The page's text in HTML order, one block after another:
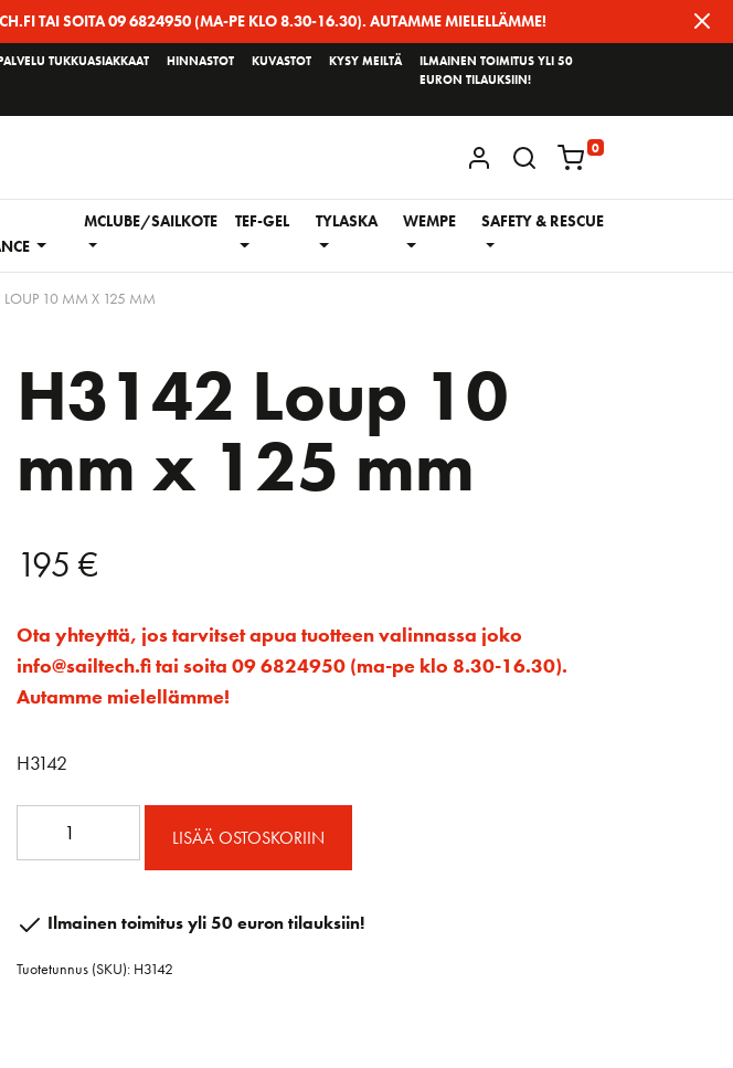
TAI SOITA 09 6824950 (MA-PE KLO 8.30-16.30). AUTAMME MIELELLÄMME!
TUKKUASIAKKAAT HINNASTOT KUVASTOT KYSY MEILTÄ
ILMAINEN TOIMITUS YLI 50
EURON TILAUKSIIN!
KIRJAUDU / REKISTERÖIDY
0
MCLUBE/SAILKOTE TEF-GEL TYLASKA WEMPE SAFETY & RESCUE
10 MM X 125 MM
H3142 Loup 10
mm x 125 mm
195 €
Ota yhteyttä, jos tarvitset apua tuotteen valinnassa joko
info@sailtech.fi tai soita 09 6824950 (ma-pe klo 8.30-16.30).
Autamme mielellämme!
H3142
mm
125
LISÄÄ OSTOSKORIIN
Ilmainen toimitus yli 50 euron tilauksiin!
Tuotetunnus (SKU): H3142